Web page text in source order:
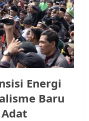
Energi
Baru